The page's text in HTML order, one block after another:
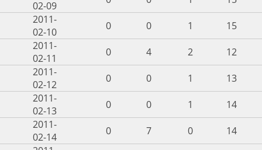
02-09
2011-
02-10
0 0 1
15
2011-
02-11
0 4 2
12
2011-
02-12
0 0 1
13
2011-
02-13
0 0 1
14
2011-
02-14
0 7 0
14